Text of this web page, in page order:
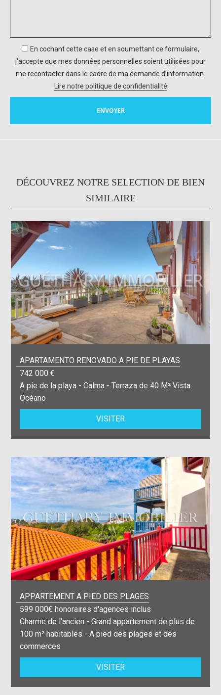
En cochant cette case et en soumettant ce formulaire,
j’accepte que mes données personnelles soient utilisées pour
me recontacter dans le cadre de ma demande d’information.
Lire notre politique de confidentialité
DÉCOUVREZ NOTRE SELECTION DE BIEN
SIMILAIRE
APARTAMENTO RENOVADO A PIE DE PLAYAS
742 000 €
A pie de la playa - Calma - Terraza de 40 M² Vista
Océano
VISITER
APPARTEMENT A PIED DES PLAGES
599 000€ honoraires d'agences inclus
Charme de l'ancien - Grand appartement de plus de
100 m² habitables - A pied des plages et des
commerces
VISITER